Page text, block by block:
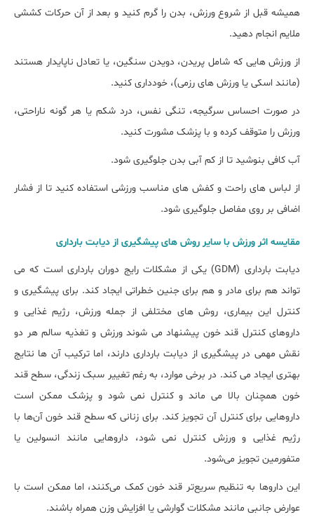
همیشه قبل از شروع ورزش، بدن را گرم کنید و بعد از آن حرکات کششی
ملایم انجام دهید.
از ورزش ‌هایی که شامل پریدن، دویدن سنگین، یا تعادل ناپایدار هستند
(مانند اسکی یا ورزش ‌های رزمی)، خودداری کنید.
در صورت احساس سرگیجه، تنگی نفس، درد شکم یا هر گونه ناراحتی،
ورزش را متوقف کرده و با پزشک مشورت کنید.
آب کافی بنوشید تا از کم ‌آبی بدن جلوگیری شود.
از لباس ‌های راحت و کفش‌ های مناسب ورزشی استفاده کنید تا از فشار
اضافی بر روی مفاصل جلوگیری شود.
مقایسه اثر ورزش با سایر روش ‌های پیشگیری از دیابت بارداری
دیابت بارداری (GDM) یکی از مشکلات رایج دوران بارداری است که می‌
تواند هم برای مادر و هم برای جنین خطراتی ایجاد کند. برای پیشگیری و
کنترل این بیماری، روش ‌های مختلفی از جمله ورزش، رژیم غذایی و
داروهای کنترل قند خون پیشنهاد می‌ شوند ورزش و تغذیه سالم هر دو
نقش مهمی در پیشگیری از دیابت بارداری دارند، اما ترکیب آن ‌ها نتایج
بهتری ایجاد می ‌کند. در برخی موارد، به ‌رغم تغییر سبک زندگی، سطح قند
خون همچنان بالا می ماند و کنترل نمی شود و پزشک ممکن است
داروهایی برای کنترل آن تجویز کند. برای زنانی که سطح قند خون آن‌ها با
رژیم غذایی و ورزش کنترل نمی ‌شود، داروهایی مانند انسولین یا
متفورمین تجویز می‌شود.
این داروها به تنظیم سریع‌تر قند خون کمک می‌کنند، اما ممکن است با
عوارض جانبی مانند مشکلات گوارشی یا افزایش وزن همراه باشند.